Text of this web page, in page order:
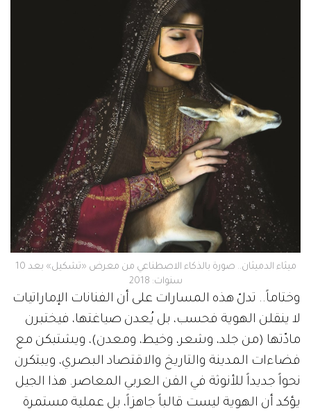
ميثاء الدميثان.. صورة بالذكاء الاصطناعي من معرض «تشكيل» بعد 10
سنوات: 2018
وختاماً.. تدلّ هذه المسارات على أن الفنانات الإماراتيات
لا ينقلن الهوية فحسب، بل يُعدن صياغتها، فيختبرن
مادّتها (من جلد، وشعر، وخيط، ومعدن)، ويشتبكن مع
فضاءات المدينة والتاريخ والاقتصاد البصري، ويبتكرن
نحواً جديداً للأنوثة في الفن العربي المعاصر. هذا الجيل
يؤكد أن الهوية ليست قالباً جاهزاً، بل عملية مستمرة